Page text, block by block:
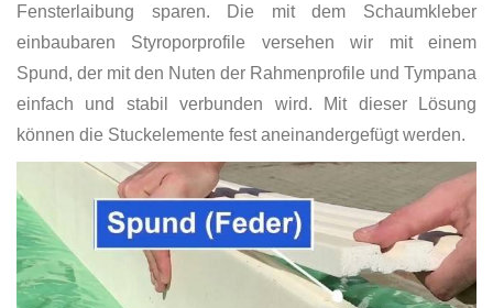
Fensterlaibung sparen. Die mit dem Schaumkleber
einbaubaren Styroporprofile versehen wir mit einem
Spund, der mit den Nuten der Rahmenprofile und Tympana
einfach und stabil verbunden wird. Mit dieser Lösung
können die Stuckelemente fest aneinandergefügt werden.